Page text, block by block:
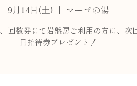
9月14日(土)
  |
マーゴの湯
回数券にて岩盤房ご利用の方に、次
日招待券プレゼント！